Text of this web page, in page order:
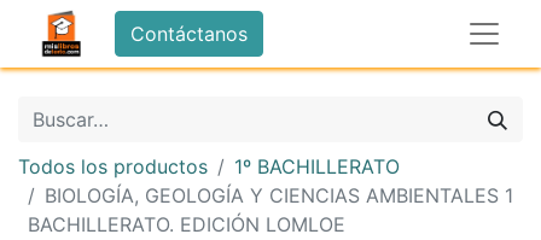
Contáctanos
Todos los productos
1º BACHILLERATO
BIOLOGÍA, GEOLOGÍA Y CIENCIAS AMBIENTALES 1
BACHILLERATO. EDICIÓN LOMLOE